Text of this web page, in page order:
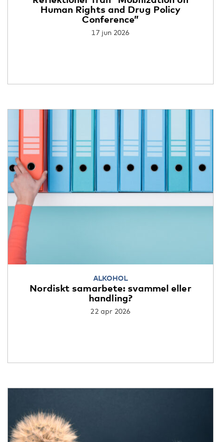
Human Rights and Drug Policy
Conference”
17 jun 2026
ALKOHOL
Nordiskt samarbete: svammel eller
handling?
22 apr 2026